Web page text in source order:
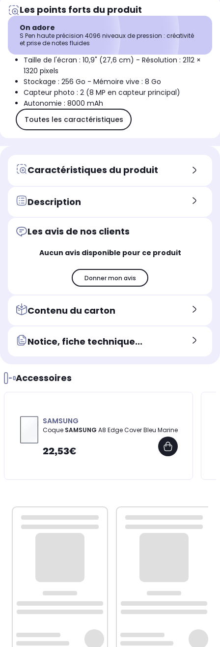
Les points forts du produit
On adore
S Pen haute précision 4096 niveaux de pression : créativité
et prise de notes fluides
Taille de l'écran : 10,9" (27,6 cm) - Résolution : 2112 ×
1320 pixels
Stockage : 256 Go - Mémoire vive : 8 Go
Capteur photo : 2 (8 MP en capteur principal)
Autonomie : 8000 mAh
Toutes les caractéristiques
Caractéristiques du produit
Description
Les avis de nos clients
Aucun avis disponible pour ce produit
Donner mon avis
Contenu du carton
Notice, fiche technique...
Accessoires
SAMSUNG
Coque SAMSUNG A8 Edge Cover Bleu Marine
22,53€